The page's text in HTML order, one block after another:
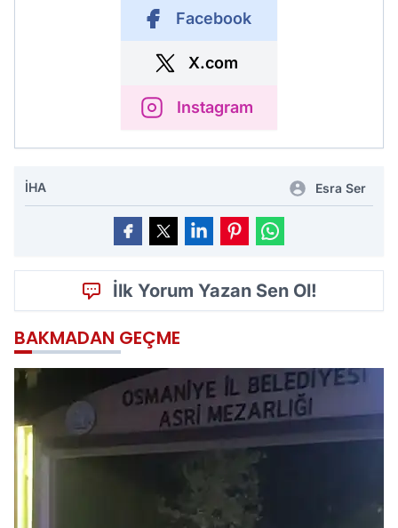
Facebook
X.com
Instagram
İHA Esra Ser
İlk Yorum Yazan Sen Ol!
BAKMADAN GEÇME